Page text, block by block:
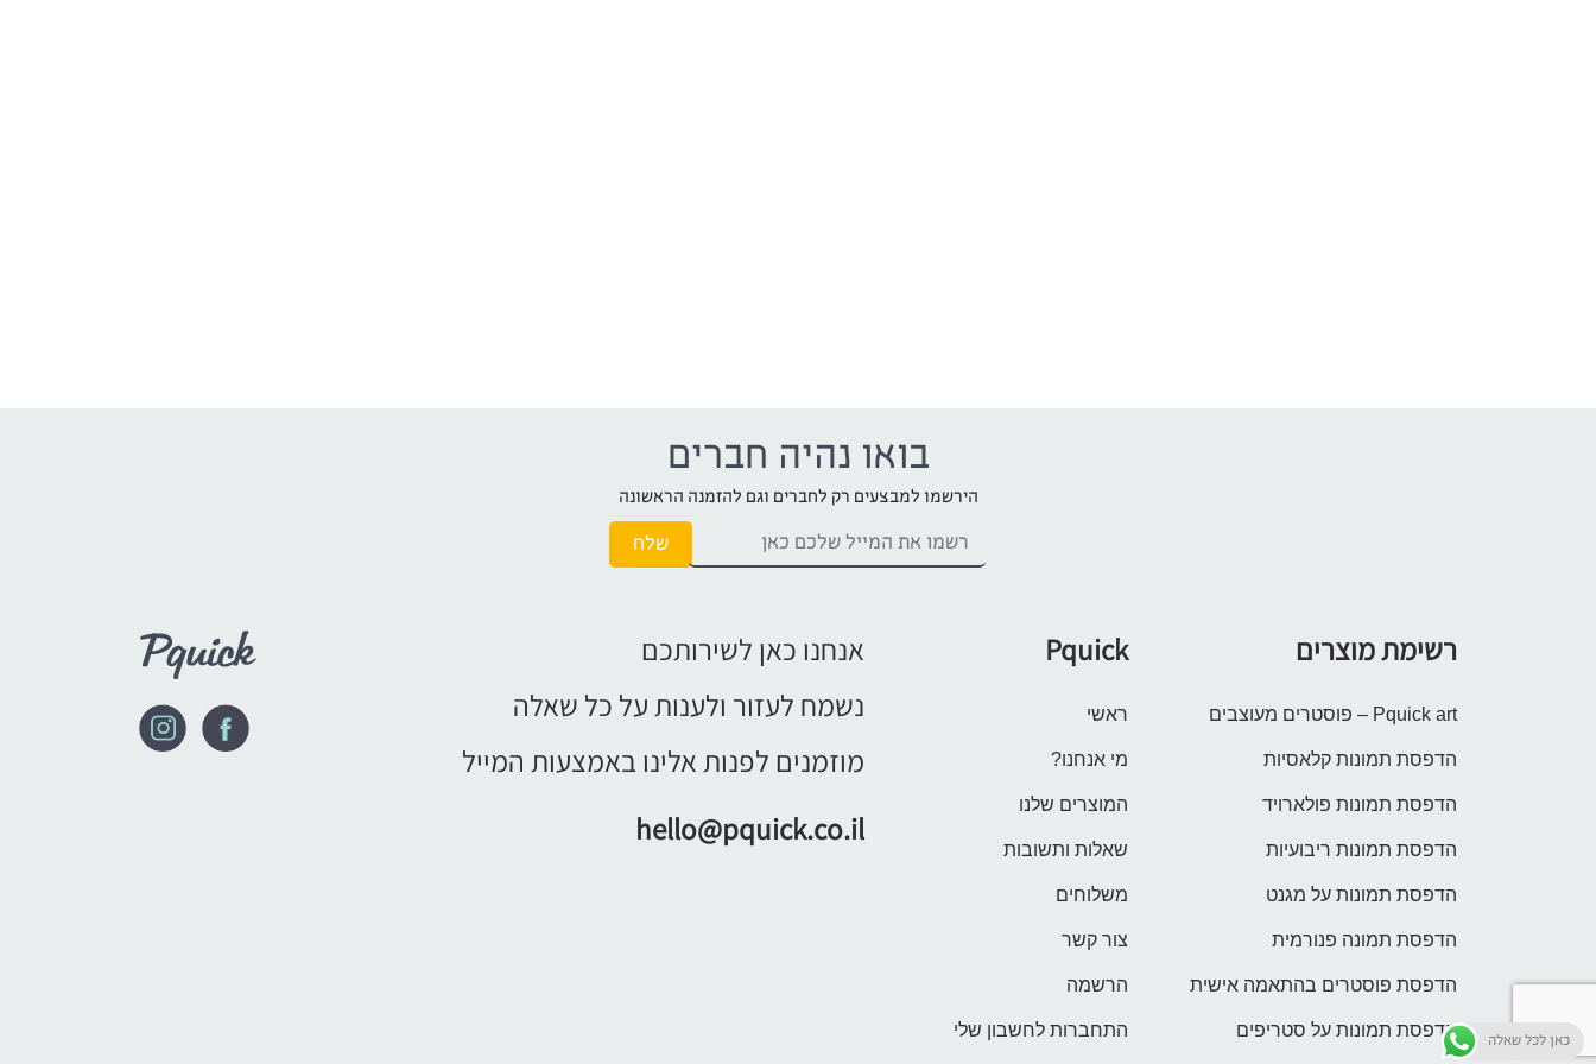
בואו נהיה חברים
הירשמו למבצעים רק לחברים וגם להזמנה הראשונה
רשימת מוצרים
Pquick art – פוסטרים מעוצבים
הדפסת תמונות קלאסיות
הדפסת תמונות פולארויד
הדפסת תמונות ריבועיות
הדפסת תמונות על מגנט
הדפסת תמונה פנורמית
הדפסת פוסטרים בהתאמה אישית
הדפסת תמונות על סטריפים
Pquick
ראשי
מי אנחנו?
המוצרים שלנו
שאלות ותשובות
משלוחים
צור קשר
הרשמה
התחברות לחשבון שלי
אנחנו כאן לשירותכם
נשמח לעזור ולענות על כל שאלה
מוזמנים לפנות אלינו באמצעות המייל
hello@pquick.co.il
כאן לכל שאלה